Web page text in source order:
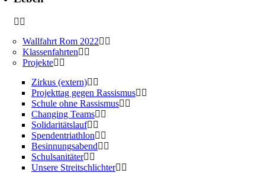
Wallfahrt Rom 2022
Klassenfahrten
Projekte
Zirkus (extern)
Projekttag gegen Rassismus
Schule ohne Rassismus
Changing Teams
Solidaritätslauf
Spendentriathlon
Besinnungsabend
Schulsanitäter
Unsere Streitschlichter